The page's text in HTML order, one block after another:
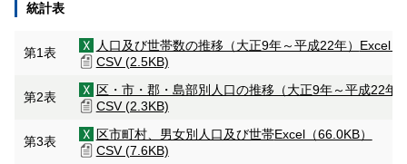
統計表
第1表 人口及び世帯数の推移（大正9年～平成22年） Excel（
CSV (2.5KB)
第2表
区・市・郡・島部別人口の推移（大正9年～平成22年
CSV (2.3KB)
第3表 区市町村、男女別人口及び世帯Excel（66.0KB）
CSV (7.6KB)